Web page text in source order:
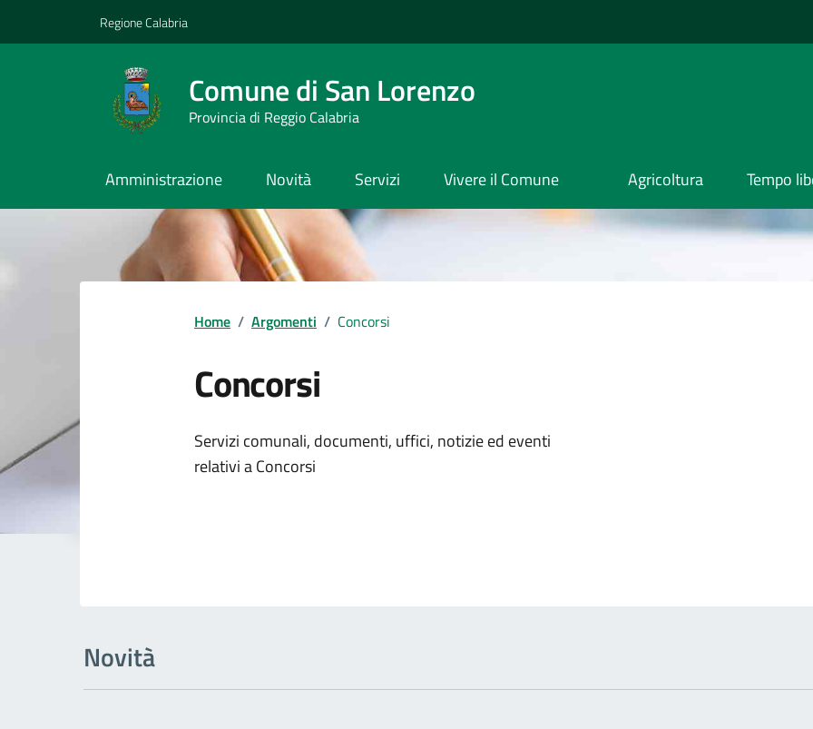
Regione Calabria
Comune di San Lorenzo
Provincia di Reggio Calabria
Amministrazione Novità Servizi Vivere il Comune Agricoltura Tempo
Home / Argomenti / Concorsi
Concorsi
Dettagli dell'argomento
Servizi comunali, documenti, uffici, notizie ed eventi
relativi a Concorsi
Novità